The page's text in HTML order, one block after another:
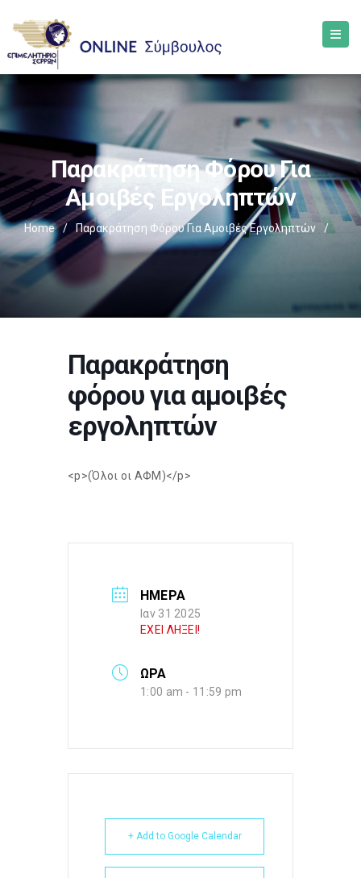
Παρακράτηση Φόρου Για
Αμοιβές Εργοληπτών
Home / Παρακράτηση Φόρου Για Αμοιβές Εργοληπτών /
Παρακράτηση
φόρου για αμοιβές
εργοληπτών
<p>(Όλοι οι ΑΦΜ)</p>
ΗΜΕΡΑ
Ιαν 31 2025
ΕΧΕΙ ΛΗΞΕΙ!
ΩΡΑ
1:00 am - 11:59 pm
+ Add to Google Calendar